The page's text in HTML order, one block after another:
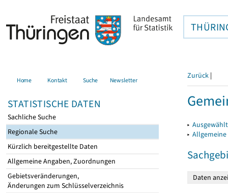
Home Kontakt Suche Newsletter
STATISTISCHE DATEN
Sachliche Suche
Regionale Suche
Kürzlich bereitgestellte Daten
Allgemeine Angaben, Zuordnungen
Gebietsveränderungen,
Änderungen zum Schlüsselverzeichnis
Zurück |
▸
▸